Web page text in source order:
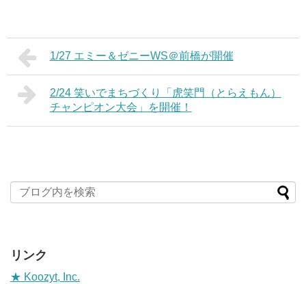
1/27 エミー＆ゼニーWS＠前橋が開催
2/24 笑いでまちづくり「虎笑門（とらえもん）
チャンピオン大会」を開催！
リンク
★ Koozyt, Inc.